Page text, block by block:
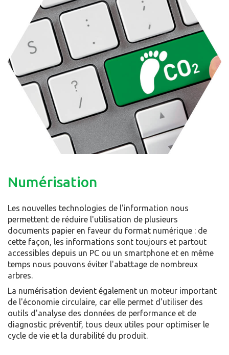
Numérisation
Les nouvelles technologies de l'information nous
permettent de réduire l'utilisation de plusieurs
documents papier en faveur du format numérique : de
cette façon, les informations sont toujours et partout
accessibles depuis un PC ou un smartphone et en même
temps nous pouvons éviter l'abattage de nombreux
arbres.
La numérisation devient également un moteur important
de l'économie circulaire, car elle permet d'utiliser des
outils d'analyse des données de performance et de
diagnostic préventif, tous deux utiles pour optimiser le
cycle de vie et la durabilité du produit.